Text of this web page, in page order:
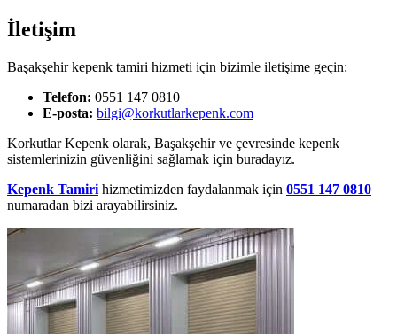
İletişim
Başakşehir kepenk tamiri hizmeti için bizimle iletişime geçin:
Telefon: 0551 147 0810
E-posta: bilgi@korkutlarkepenk.com
Korkutlar Kepenk olarak, Başakşehir ve çevresinde kepenk
sistemlerinizin güvenliğini sağlamak için buradayız.
Kepenk Tamiri hizmetimizden faydalanmak için 0551 147 0810
numaradan bizi arayabilirsiniz.